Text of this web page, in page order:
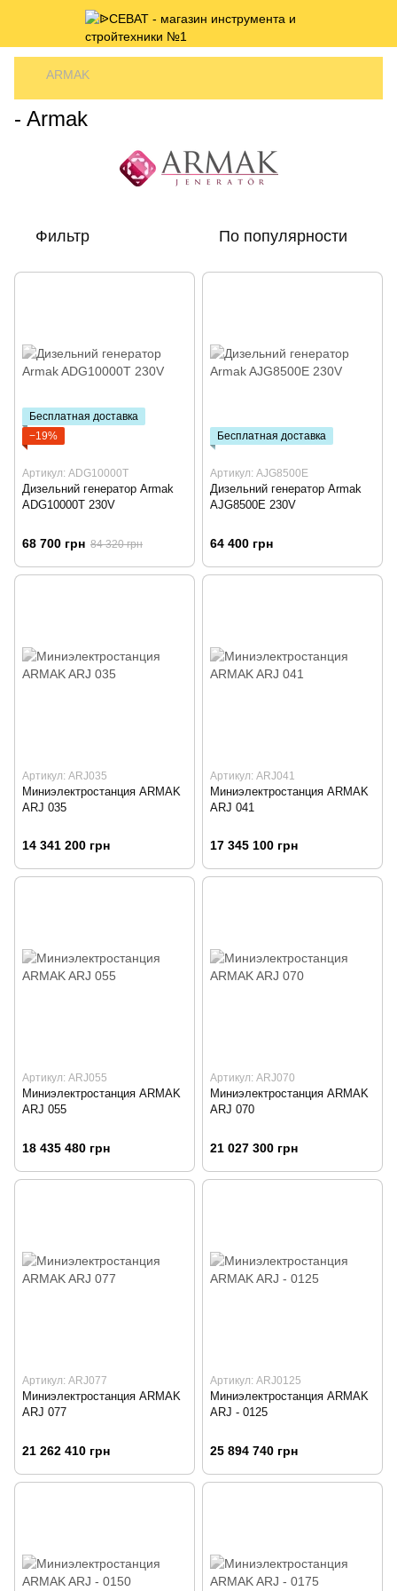
ARMAK
- Armak
Фильтр По популярности
Бесплатная доставка
−19%
Артикул: ADG10000T
Дизельний генератор Armak
ADG10000T 230V
68 700 грн 84 320 грн
Бесплатная доставка
Артикул: AJG8500E
Дизельний генератор Armak
AJG8500E 230V
64 400 грн
Артикул: ARJ035
Миниэлектростанция ARMAK
ARJ 035
14 341 200 грн
Артикул: ARJ041
Миниэлектростанция ARMAK
ARJ 041
17 345 100 грн
Артикул: ARJ055
Миниэлектростанция ARMAK
ARJ 055
18 435 480 грн
Артикул: ARJ070
Миниэлектростанция ARMAK
ARJ 070
21 027 300 грн
Артикул: ARJ077
Миниэлектростанция ARMAK
ARJ 077
21 262 410 грн
Артикул: ARJ0125
Миниэлектростанция ARMAK
ARJ - 0125
25 894 740 грн